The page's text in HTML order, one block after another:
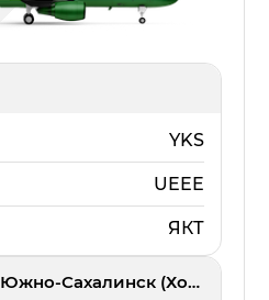
YKS
UEEE
ЯКТ
Южно-Сахалинск (Хомутово)